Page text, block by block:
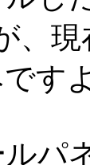
、現
す
パ